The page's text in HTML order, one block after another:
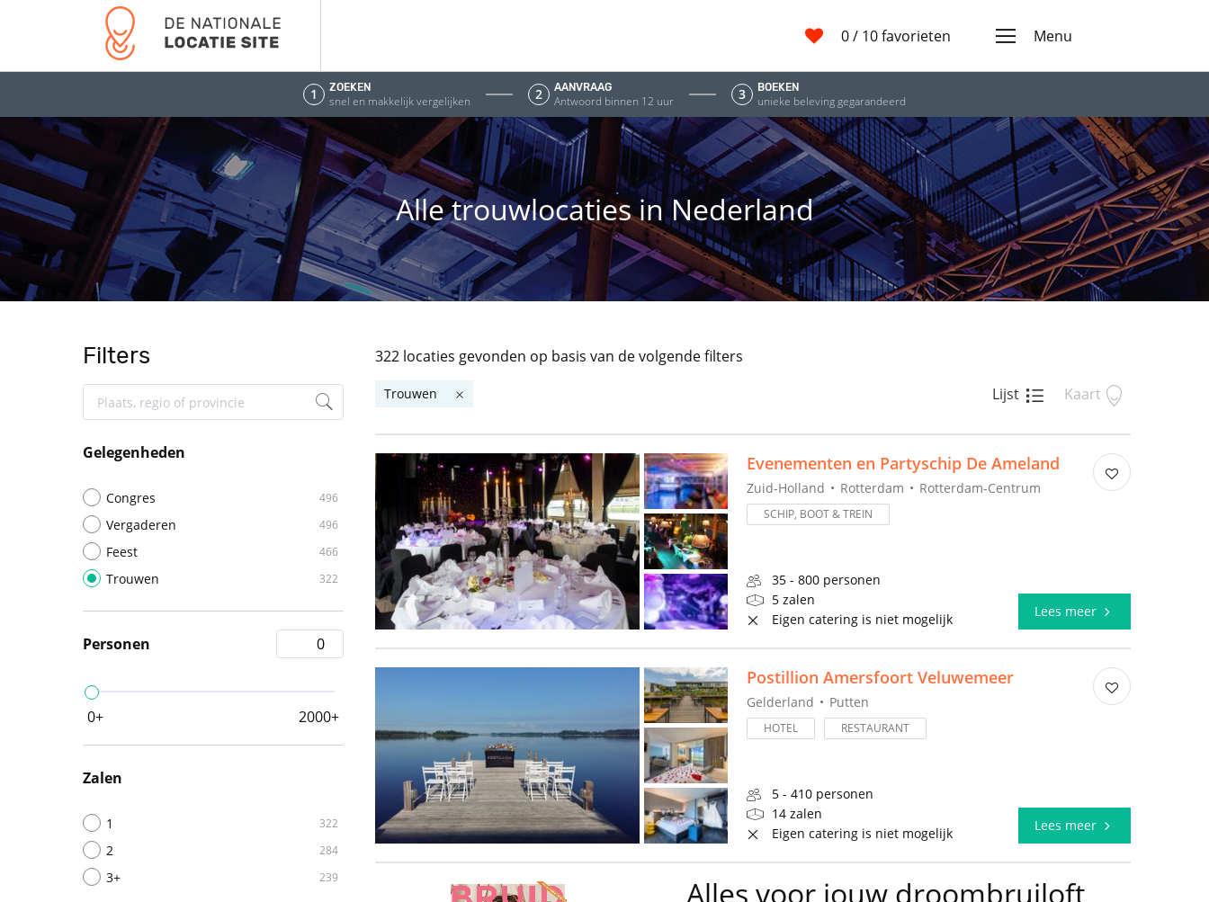
0/ 10 favorieten Menu
1 ZOEKEN
snel en makkelijk vergelijken 2 AANVRAAG
Antwoord binnen 12 uur 3 BOEKEN
unieke beleving gegarandeerd
Alle trouwlocaties in Nederland
Filters
Gelegenheden
Congres 496
Vergaderen 496
Feest 466
Trouwen 322
Personen
0+ 2000+
Zalen
1 322
2 284
3+ 239
322 locaties gevonden op basis van de volgende filters
Trouwen Lijst Kaart
Alles voor jouw droombruiloft
Evenementen en Partyschip De Ameland
Zuid-Holland Rotterdam Rotterdam-Centrum
SCHIP, BOOT & TREIN
35 - 800 personen
5 zalen
Eigen catering is niet mogelijk
Lees meer
Postillion Amersfoort Veluwemeer
Gelderland Putten
HOTEL RESTAURANT
5 - 410 personen
14 zalen
Eigen catering is niet mogelijk
Lees meer